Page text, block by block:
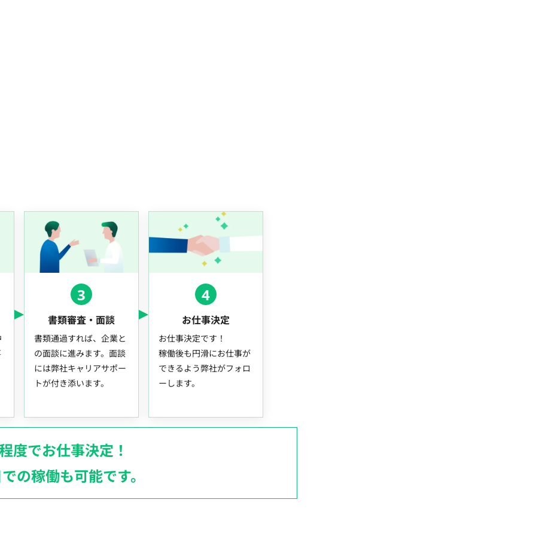
3
書類審査・面談
書類通過すれば、企業と
の面談に進みます。面談
には弊社キャリアサポー
トが付き添います。
4
お仕事決定
お仕事決定です！
稼働後も円滑にお仕事が
できるよう弊社がフォロ
ーします。
度でお仕事決定！
の稼働も可能です。